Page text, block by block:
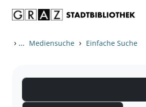
› ... Mediensuche › Einfache Suche